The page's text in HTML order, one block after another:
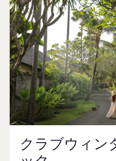
クラブウィン